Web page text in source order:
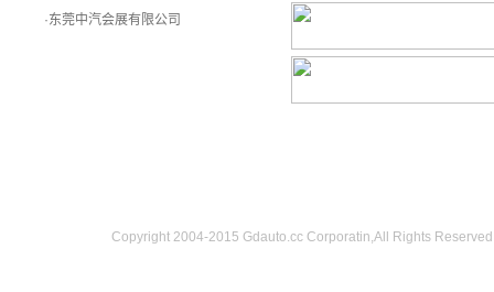
·东莞中汽会展有限公司
Copyright 2004-2015 Gdauto.cc Corporatin,All Rights